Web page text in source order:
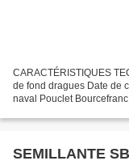
CARACTÉRISTIQUES
de fond dragues Date de
naval Pouclet